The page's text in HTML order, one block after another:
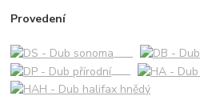
Provedení